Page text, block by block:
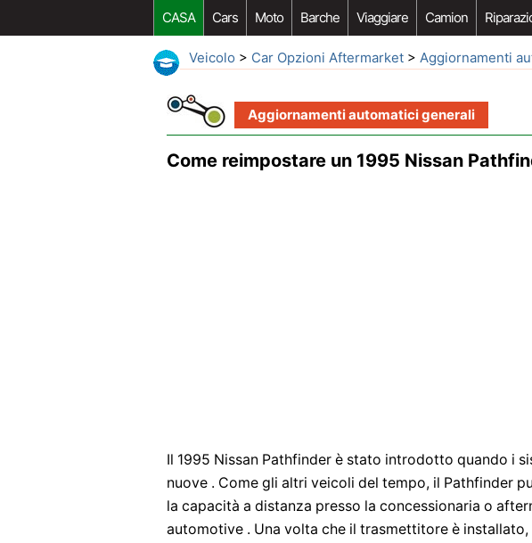
CASA Cars Moto Barche Viaggiare Camion
Veicolo > Car Opzioni Aftermarket > Aggiornamenti
Aggiornamenti automatici generali
Come reimpostare un 1995 Nissan
Il 1995 Nissan Pathfinder è stato introdotto quando i
nuove . Come gli altri veicoli del tempo, il Pathfinder
la capacità a distanza presso la concessionaria o
automotive . Una volta che il trasmettitore è